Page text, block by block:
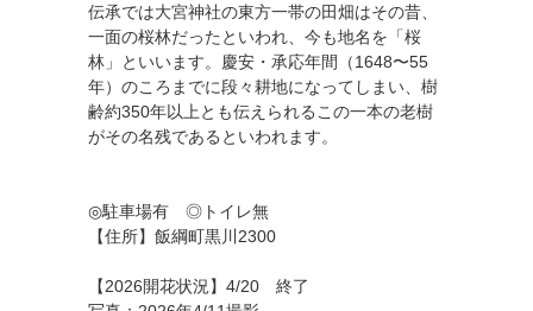
伝承では大宮神社の東方一帯の田畑はその昔、
一面の桜林だったといわれ、今も地名を「桜
林」といいます。慶安・承応年間（1648〜55
年）のころまでに段々耕地になってしまい、樹
齢約350年以上とも伝えられるこの一本の老樹
がその名残であるといわれます。
◎駐車場有 ◎トイレ無
【住所】飯綱町黒川2300
【2026開花状況】4/20 終了